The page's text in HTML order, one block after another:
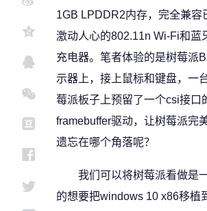
1GB LPDDR2内存，完全兼
激动人心的802.11n Wi-Fi和蓝
充电器。笔者体验的是树莓派
示器上，接上鼠标和键盘，一
莓派板子上预留了一个csi接口
framebuffer驱动，让树莓派完
遗忘在哪个角落呢？
我们可以将树莓派看做是
的想要把windows 10 x86移植